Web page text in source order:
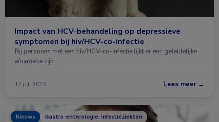
Impact van HCV-behandeling op depressieve
symptomen bij hiv/HCV-co-infectie
Bij personen met een hiv/HCV-co-infectie lijkt er een geleidelijke
afname te zijn …
12 jul. 2023 Lees meer →
Nieuws Gastro-enterologie, Infectieziekten